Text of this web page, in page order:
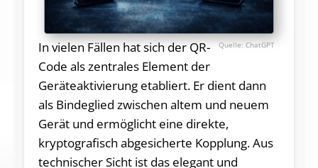
ChatGPT
In vielen Fällen hat sich der QR-
Code als zentrales Element der
Geräteaktivierung etabliert. Er dient dann
als Bindeglied zwischen altem und neuem
Gerät und ermöglicht eine direkte,
kryptografisch abgesicherte Kopplung. Aus
technischer Sicht ist das elegant und